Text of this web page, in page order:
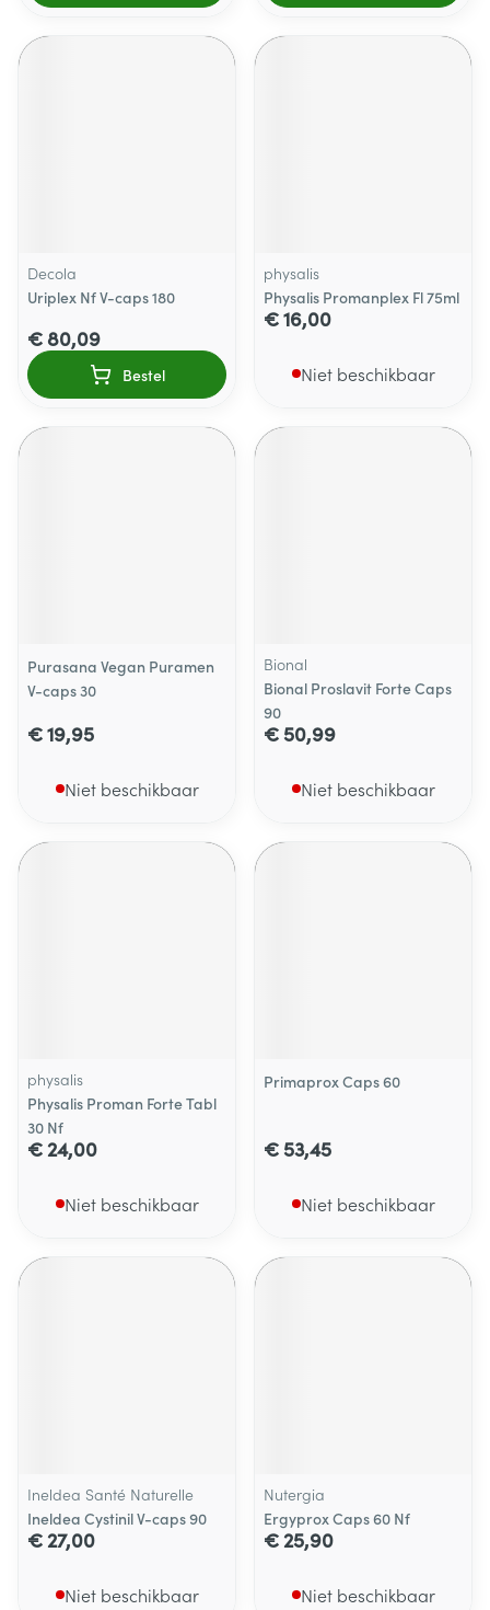
Decola
Uriplex Nf V-caps 180
€ 80,09
Bestel
physalis
Physalis Promanplex Fl 75ml
€ 16,00
Niet beschikbaar
Purasana Vegan Puramen
V-caps 30
€ 19,95
Niet beschikbaar
Bional
Bional Proslavit Forte Caps
90
€ 50,99
Niet beschikbaar
physalis
Physalis Proman Forte Tabl
30 Nf
€ 24,00
Niet beschikbaar
Primaprox Caps 60
€ 53,45
Niet beschikbaar
Ineldea Santé Naturelle
Ineldea Cystinil V-caps 90
€ 27,00
Niet beschikbaar
Nutergia
Ergyprox Caps 60 Nf
€ 25,90
Niet beschikbaar